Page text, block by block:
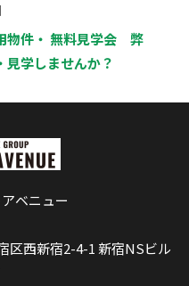
物件・ 無料見学会 弊
学しませんか？
ベニュー
西新宿2-4-1 新宿NSビル